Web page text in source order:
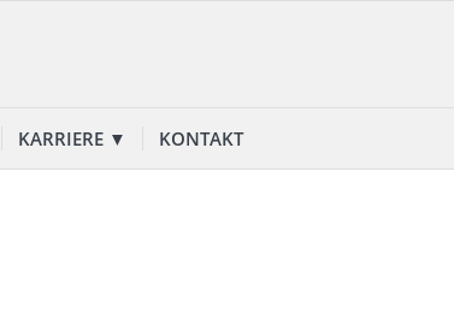
KARRIERE ▼ KONTAKT